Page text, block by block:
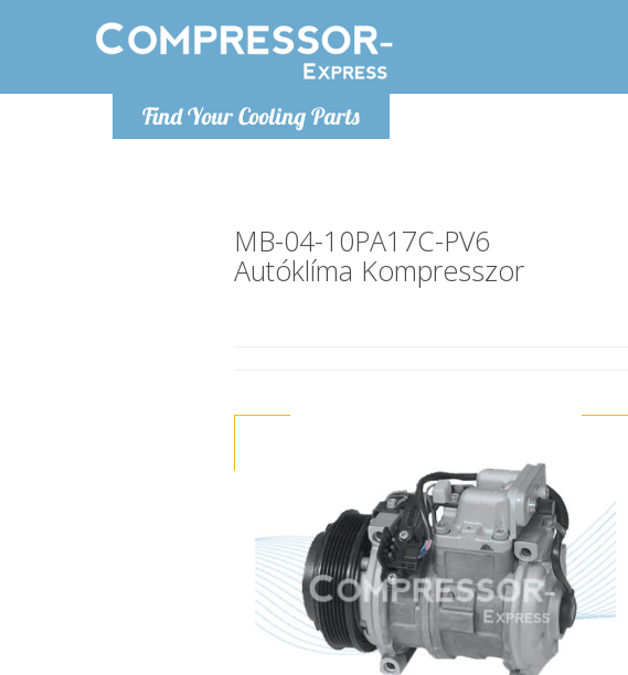
Find Your Cooling Parts
Hétfő-Péntek 9-
MB-04-10PA17C-PV6
Autóklíma Kompresszor